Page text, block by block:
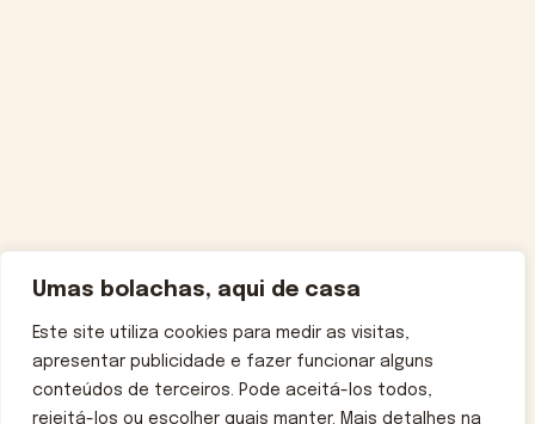
Umas bolachas, aqui de casa
Este site utiliza cookies para medir as visitas,
apresentar publicidade e fazer funcionar alguns
conteúdos de terceiros. Pode aceitá-los todos,
rejeitá-los ou escolher quais manter. Mais detalhes na